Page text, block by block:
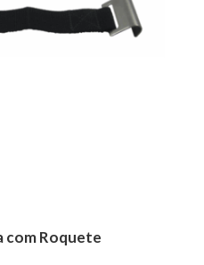
com Roquete